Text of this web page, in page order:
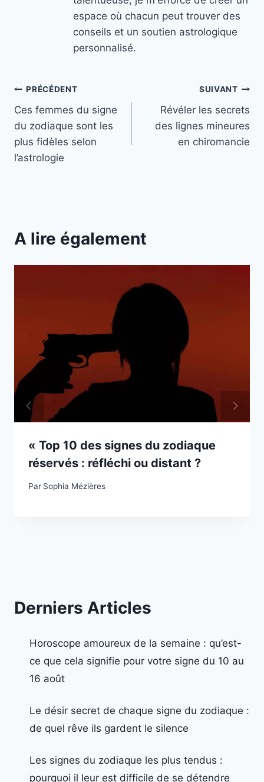
espace où chacun peut trouver des
conseils et un soutien astrologique
personnalisé.
Navigation
de
l’article
PRÉCÉDENT
Ces femmes du signe
du zodiaque sont les
plus fidèles selon
l’astrologie
SUIVANT
Révéler les secrets
des lignes mineures
en chiromancie
A lire également
« Top 10 des signes du zodiaque
réservés : réfléchi ou distant ?
Par Sophia Mézières
Derniers Articles
Horoscope amoureux de la semaine : qu’est-
ce que cela signifie pour votre signe du 10 au
16 août
Le désir secret de chaque signe du zodiaque :
de quel rêve ils gardent le silence
Les signes du zodiaque les plus tendus :
pourquoi il leur est difficile de se détendre